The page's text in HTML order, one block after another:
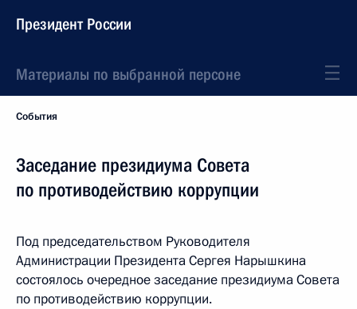
Президент России
Материалы по выбранной персоне
События
Заседание президиума Совета
по противодействию коррупции
Под председательством Руководителя
Администрации Президента Сергея Нарышкина
состоялось очередное заседание президиума Совета
по противодействию коррупции.